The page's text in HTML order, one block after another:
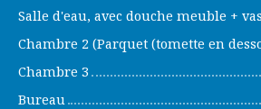
Salle d'eau, avec douche meuble +
Chambre 2 (Parquet (tomette en
Chambre 3
Bureau